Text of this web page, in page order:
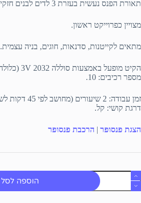
תאורת הפנס נעשית בעזרת 3 לדים לבנים חזקים.
מצויין כפרוייקט ראשון.
מתאים לקייטנות, סדנאות, חוגים, בניה עצמית.
הקיט מופעל באמצעות סוללה 3V 2032 (כלולה).
מספר רכיבים: 10.
זמן עבודה: 2 שיעורים (מחושב לפי 45 דקות לשיעור).
דרגת קושי: קל.
הצגת פנסופר | הרכבת פנסופר
כמות
של
פנסופר
הוספה לסל